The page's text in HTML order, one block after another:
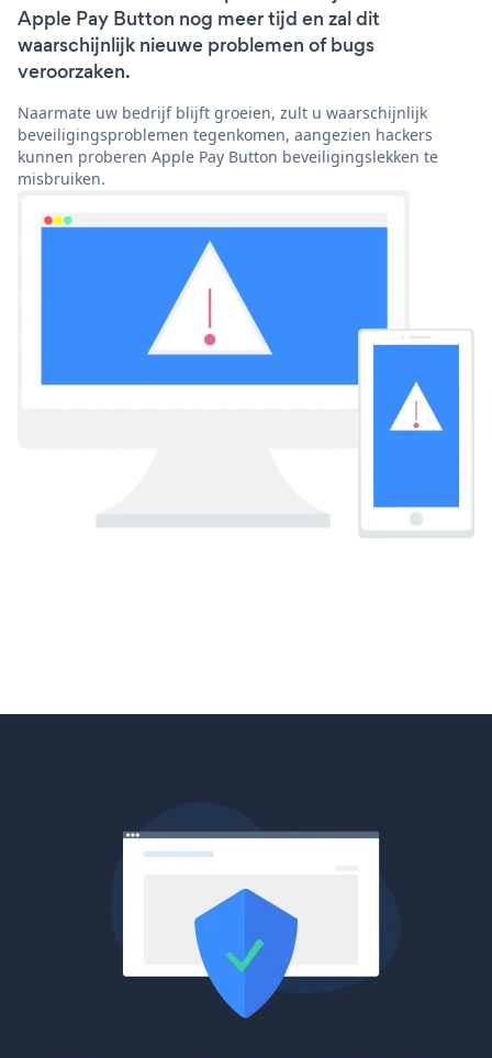
Apple Pay Button nog meer tijd en zal dit
waarschijnlijk nieuwe problemen of bugs
veroorzaken.
Naarmate uw bedrijf blijft groeien, zult u waarschijnlijk
beveiligingsproblemen tegenkomen, aangezien hackers
kunnen proberen Apple Pay Button beveiligingslekken te
misbruiken.